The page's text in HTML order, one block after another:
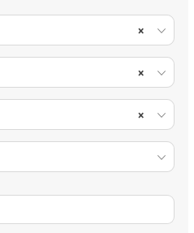
×
×
×